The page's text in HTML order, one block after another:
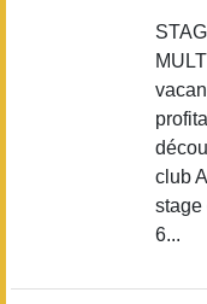
club
stage
6...